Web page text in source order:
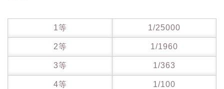
1等 1/25000
2等 1/1960
3等 1/363
4等 1/100